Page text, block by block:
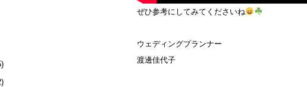
ぜひ参考にしてみてくださいね
ウェディングプランナー
渡邊佳代子